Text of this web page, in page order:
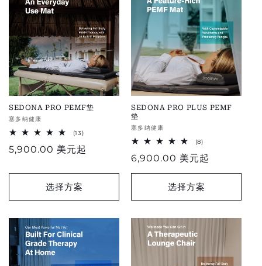
SEDONA PRO PEMF垫
供
应
商：
塞多纳健康
(13)13
reviews
正
价
5,900.00 美元起
选择方案
SEDONA PRO PLUS PEMF
垫
供
应
商：
塞多纳健康
(8)8
论
总
数
正
常
格
6,900.00 美元起
选择方案